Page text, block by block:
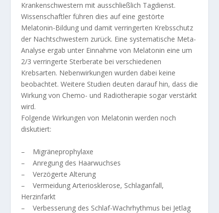
Krankenschwestern mit ausschließlich Tagdienst.
Wissenschaftler führen dies auf eine gestörte
Melatonin-Bildung und damit verringerten Krebsschutz
der Nachtschwestern zurück. Eine systematische Meta-
Analyse ergab unter Einnahme von Melatonin eine um
2/3 verringerte Sterberate bei verschiedenen
Krebsarten. Nebenwirkungen wurden dabei keine
beobachtet. Weitere Studien deuten darauf hin, dass die
Wirkung von Chemo- und Radiotherapie sogar verstärkt
wird.
Folgende Wirkungen von Melatonin werden noch
diskutiert:
– Migräneprophylaxe
– Anregung des Haarwuchses
– Verzögerte Alterung
– Vermeidung Arteriosklerose, Schlaganfall,
Herzinfarkt
– Verbesserung des Schlaf-Wachrhythmus bei Jetlag